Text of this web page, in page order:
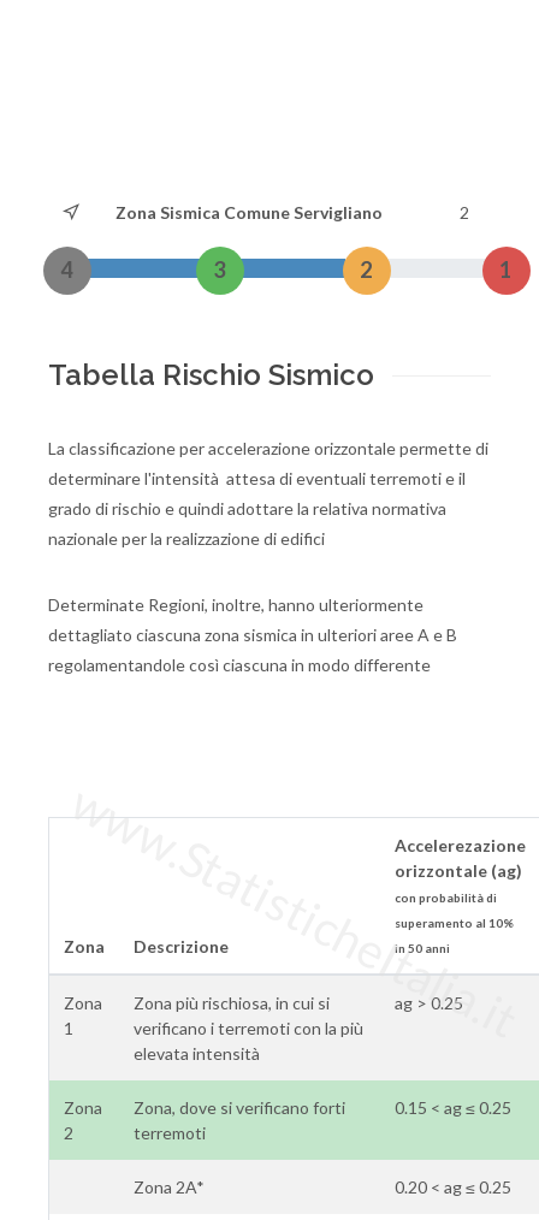
Zona Sismica Comune Servigliano 2
4 3 2 1
Tabella Rischio Sismico
La classificazione per accelerazione orizzontale permette di
determinare l'intensità attesa di eventuali terremoti e il
grado di rischio e quindi adottare la relativa normativa
nazionale per la realizzazione di edifici
Determinate Regioni, inoltre, hanno ulteriormente
dettagliato ciascuna zona sismica in ulteriori aree A e B
regolamentandole così ciascuna in modo differente
Zona Descrizione
Accelerezazione
orizzontale (ag)
con probabilità di
superamento al 10%
in 50 anni
Zona
1
Zona più rischiosa, in cui si
verificano i terremoti con la più
elevata intensità
ag > 0.25
Zona
2
Zona, dove si verificano forti
terremoti
0.15 < ag ≤ 0.25
Zona 2A* 0.20 < ag ≤ 0.25
www.StatisticheItalia.it